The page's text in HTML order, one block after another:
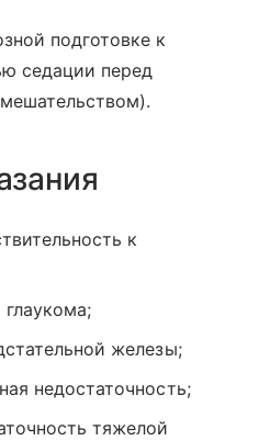
подготовке к
седации перед
к
железы;
недостаточность;
тяжелой